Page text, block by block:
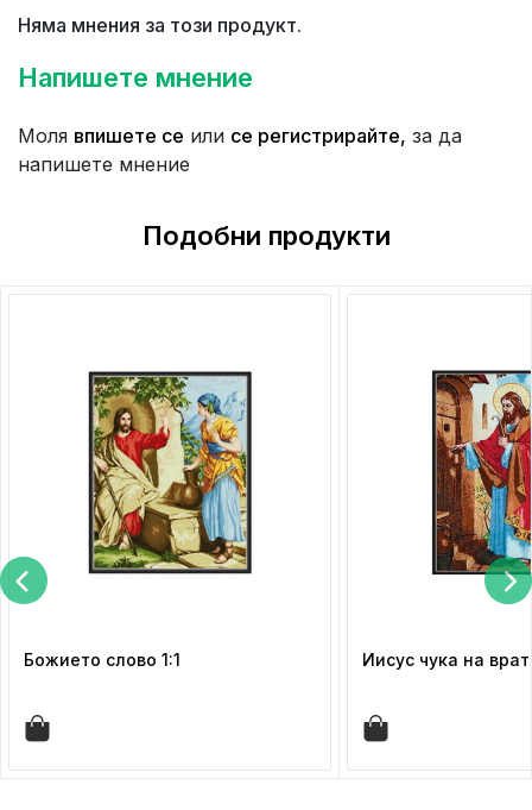
Няма мнения за този продукт.
Напишете мнение
Моля впишете се или се регистрирайте, за да
напишете мнение
Подобни продукти
Божието слово 1:1 Иисус чука на